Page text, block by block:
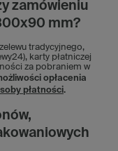
zamówieniu
mm?
tradycyjnego,
karty płatniczej
za pobraniem w
opłacenia
płatności.